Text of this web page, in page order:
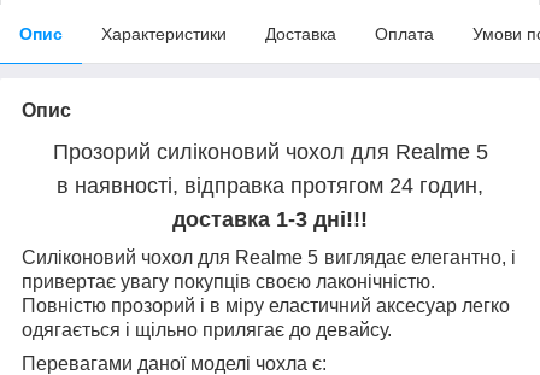
Опис Характеристики Доставка Оплата Умови
Опис
Прозорий силіконовий чохол для Realme 5
в наявності, відправка протягом 24 годин,
доставка 1-3 дні!!!
Силіконовий чохол для Realme 5 виглядає елегантно, і
привертає увагу покупців своєю лаконічністю.
Повністю прозорий і в міру еластичний аксесуар легко
одягається і щільно прилягає до девайсу.
Перевагами даної моделі чохла є: